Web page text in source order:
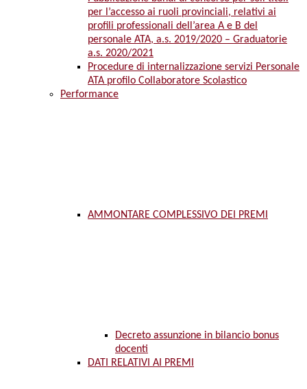
per l’accesso ai ruoli provinciali, relativi ai
profili professionali dell’area A e B del
personale ATA, a.s. 2019/2020 – Graduatorie
a.s. 2020/2021
Procedure di internalizzazione servizi Personale
ATA profilo Collaboratore Scolastico
Performance
AMMONTARE COMPLESSIVO DEI PREMI
Decreto assunzione in bilancio bonus
docenti
DATI RELATIVI AI PREMI